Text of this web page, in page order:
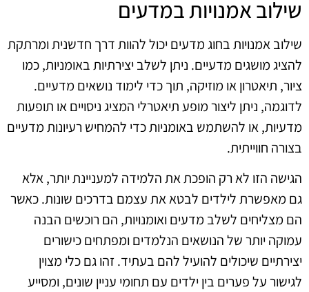
שילוב אמנויות במדעים
שילוב אמנויות בחוג מדעים יכול להוות דרך חדשנית ומרתקת
להציג מושגים מדעיים. ניתן לשלב יצירתיות באומניות, כמו
ציור, תיאטרון או מוזיקה, תוך כדי לימוד נושאים מדעיים.
לדוגמה, ניתן ליצור מופע תיאטרלי המציג ניסויים או תופעות
מדעיות, או להשתמש באומניות כדי להמחיש רעיונות מדעיים
בצורה חווייתית.
הגישה הזו לא רק הופכת את הלמידה למעניינת יותר, אלא
גם מאפשרת לילדים לבטא את עצמם בדרכים שונות. כאשר
הם מצליחים לשלב מדעים ואומנויות, הם רוכשים הבנה
עמוקה יותר של הנושאים הנלמדים ומפתחים כישורים
יצירתיים שיכולים להועיל להם בעתיד. זהו גם כלי מצוין
לגישור על פערים בין ילדים עם תחומי עניין שונים, ומסייע